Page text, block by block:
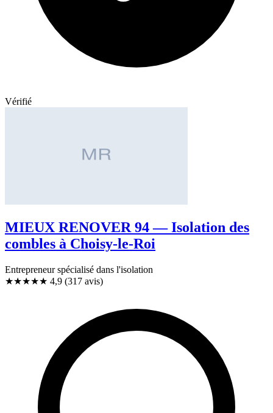
Vérifié
MIEUX RENOVER 94 — Isolation des
combles à Choisy-le-Roi
Entrepreneur spécialisé dans l'isolation
★★★★★ 4,9 (317 avis)